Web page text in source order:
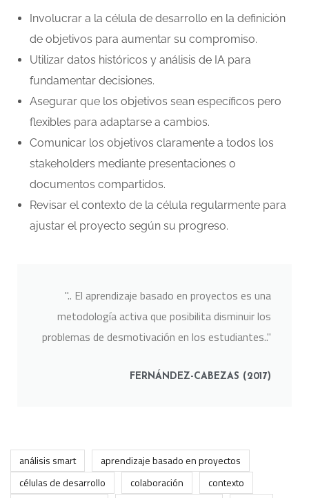
Involucrar a la célula de desarrollo en la definición
de objetivos para aumentar su compromiso.
Utilizar datos históricos y análisis de IA para
fundamentar decisiones.
Asegurar que los objetivos sean específicos pero
flexibles para adaptarse a cambios.
Comunicar los objetivos claramente a todos los
stakeholders mediante presentaciones o
documentos compartidos.
Revisar el contexto de la célula regularmente para
ajustar el proyecto según su progreso.
".. El aprendizaje basado en proyectos es una
metodología activa que posibilita disminuir los
problemas de desmotivación en los estudiantes.."
FERNÁNDEZ-CABEZAS (2017)
análisis smart
aprendizaje basado en proyectos
células de desarrollo
colaboración
contexto